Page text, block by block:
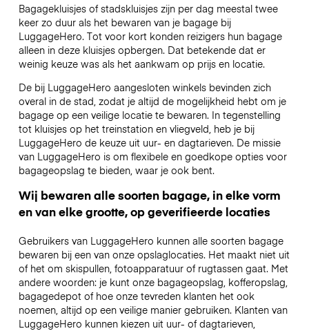
Bagagekluisjes of stadskluisjes zijn per dag meestal twee
keer zo duur als het bewaren van je bagage bij
LuggageHero. Tot voor kort konden reizigers hun bagage
alleen in deze kluisjes opbergen. Dat betekende dat er
weinig keuze was als het aankwam op prijs en locatie.
De bij LuggageHero aangesloten winkels bevinden zich
overal in de stad, zodat je altijd de mogelijkheid hebt om je
bagage op een veilige locatie te bewaren. In tegenstelling
tot kluisjes op het treinstation en vliegveld, heb je bij
LuggageHero de keuze uit uur- en dagtarieven. De missie
van LuggageHero is om flexibele en goedkope opties voor
bagageopslag te bieden, waar je ook bent.
Wij bewaren alle soorten bagage, in elke vorm
en van elke grootte, op geverifieerde locaties
Gebruikers van LuggageHero kunnen alle soorten bagage
bewaren bij een van onze opslaglocaties. Het maakt niet uit
of het om skispullen, fotoapparatuur of rugtassen gaat. Met
andere woorden: je kunt onze bagageopslag, kofferopslag,
bagagedepot of hoe onze tevreden klanten het ook
noemen, altijd op een veilige manier gebruiken. Klanten van
LuggageHero kunnen kiezen uit uur- of dagtarieven,